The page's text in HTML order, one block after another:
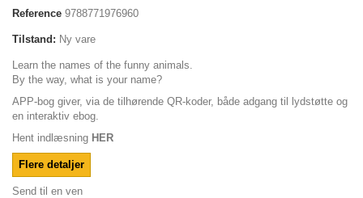
Reference 9788771976960
Tilstand: Ny vare
Learn the names of the funny animals.
By the way, what is your name?
APP-bog giver, via de tilhørende QR-koder, både adgang til lydstøtte og
en interaktiv ebog.
Hent indlæsning HER
Flere detaljer
Send til en ven